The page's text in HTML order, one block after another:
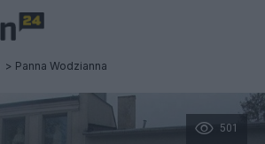
Panna Wodzianna
501